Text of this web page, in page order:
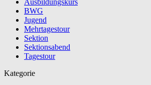
BWG
Jugend
Mehrtagestour
Sektion
Sektionsabend
Tagestour
Kategorie